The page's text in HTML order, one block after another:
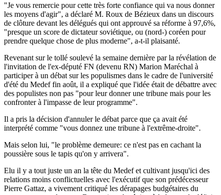
"Je vous remercie pour cette très forte confiance qui va nous donner
les moyens d'agir", a déclaré M. Roux de Bézieux dans un discours
de clôture devant les délégués qui ont approuvé sa réforme à 97,6%,
"presque un score de dictateur soviétique, ou (nord-) coréen pour
prendre quelque chose de plus moderne", a-t-il plaisanté.
Revenant sur le tollé soulevé la semaine dernière par la révélation de
l'invitation de l'ex-député FN (devenu RN) Marion Maréchal à
participer à un débat sur les populismes dans le cadre de l'université
d'été du Medef fin août, il a expliqué que l'idée était de débattre avec
des populistes non pas "pour leur donner une tribune mais pour les
confronter à l'impasse de leur programme".
Il a pris la décision d'annuler le débat parce que ça avait été
interprété comme "vous donnez une tribune à l'extrême-droite".
Mais selon lui, "le problème demeure: ce n'est pas en cachant la
poussière sous le tapis qu'on y arrivera".
Elu il y a tout juste un an la tête du Medef et cultivant jusqu'ici des
relations moins conflictuelles avec l'exécutif que son prédécesseur
Pierre Gattaz, a vivement critiqué les dérapages budgétaires du